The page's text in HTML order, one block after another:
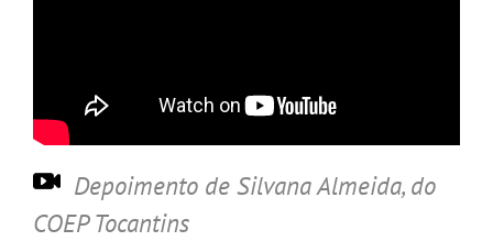
Depoimento de Silvana Almeida, do
COEP Tocantins